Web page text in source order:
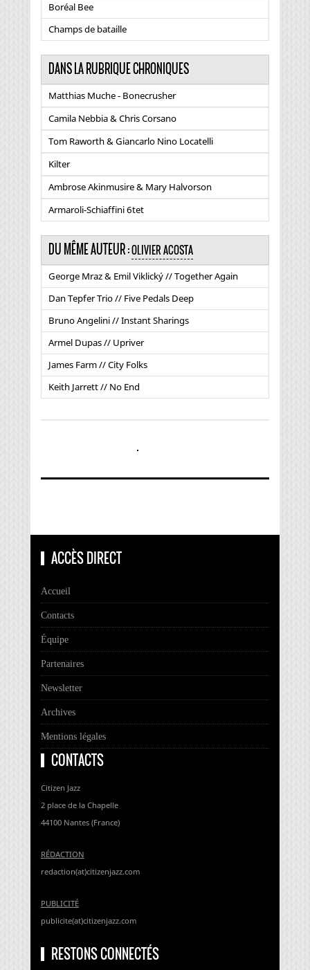
Boréal Bee
Champs de bataille
DANS LA RUBRIQUE CHRONIQUES
Matthias Muche - Bonecrusher
Camila Nebbia & Chris Corsano
Tom Raworth & Giancarlo Nino Locatelli
Kilter
Ambrose Akinmusire & Mary Halvorson
Armaroli-Schiaffini 6tet
DU MÊME AUTEUR :OLIVIER ACOSTA
George Mraz & Emil Viklický // Together Again
Dan Tepfer Trio // Five Pedals Deep
Bruno Angelini // Instant Sharings
Armel Dupas // Upriver
James Farm // City Folks
Keith Jarrett // No End
ACCÈS DIRECT
Accueil
Contacts
Équipe
Partenaires
Newsletter
Archives
Mentions légales
CONTACTS
Citizen Jazz
2 place de la Chapelle
44100 Nantes (France)
RÉDACTION
redaction(at)citizenjazz.com
PUBLICITÉ
publicite(at)citizenjazz.com
RESTONS CONNECTÉS